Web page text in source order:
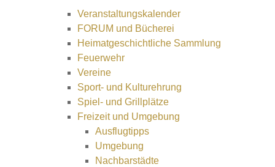
Veranstaltungskalender
FORUM und Bücherei
Heimatgeschichtliche Sammlung
Feuerwehr
Vereine
Sport- und Kulturehrung
Spiel- und Grillplätze
Freizeit und Umgebung
Ausflugtipps
Umgebung
Nachbarstädte